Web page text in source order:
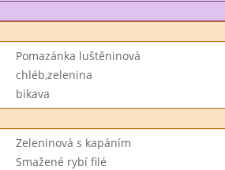
Pomazánka luštěninová
chléb,zelenina
bikava
Zeleninová s kapáním
Smažené rybí filé